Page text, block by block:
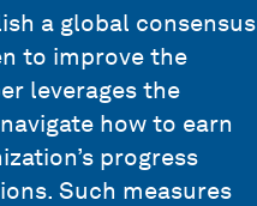
a global consensus
to improve the
leverages the
how to earn
progress
Such measures